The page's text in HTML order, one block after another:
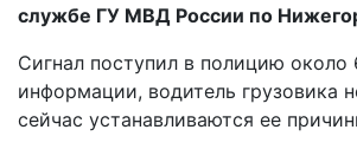
службе ГУ МВД России по
Сигнал поступил в полицию
информации, водитель грузовика
сейчас устанавливаются ее